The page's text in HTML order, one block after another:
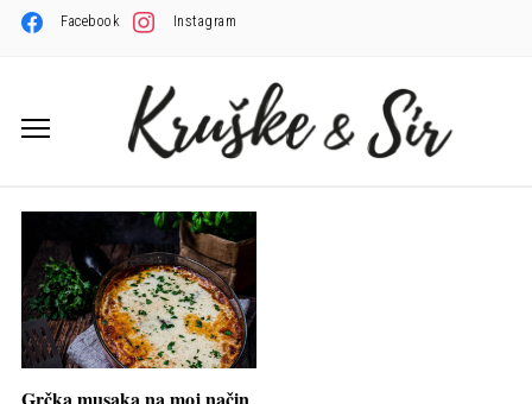
Facebook Instagram